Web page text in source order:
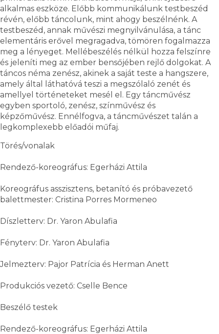
alkalmas eszköze. Előbb kommunikálunk testbeszéd
révén, előbb táncolunk, mint ahogy beszélnénk. A
testbeszéd, annak művészi megnyilvánulása, a tánc
elementáris erővel megragadva, tömören fogalmazza
meg a lényeget. Mellébeszélés nélkül hozza felszínre
és jeleníti meg az ember bensőjében rejlő dolgokat. A
táncos néma zenész, akinek a saját teste a hangszere,
amely által láthatóvá teszi a megszólaló zenét és
amellyel történeteket mesél el. Egy táncművész
egyben sportoló, zenész, színművész és
képzőművész. Ennélfogva, a táncművészet talán a
legkomplexebb előadói műfaj.
Törés/vonalak
Rendező-koreográfus: Egerházi Attila
Koreográfus asszisztens, betanító és próbavezető
balettmester: Cristina Porres Mormeneo
Díszletterv: Dr. Yaron Abulafia
Fényterv: Dr. Yaron Abulafia
Jelmezterv: Pajor Patrícia és Herman Anett
Produkciós vezető: Cselle Bence
Beszélő testek
Rendező-koreográfus: Egerházi Attila